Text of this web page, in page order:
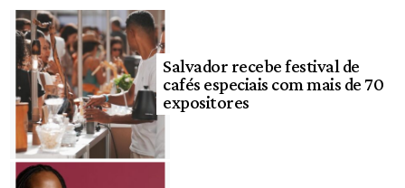
Salvador recebe festival de
cafés especiais com mais de 70
expositores